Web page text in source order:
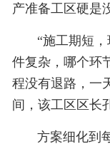
产准备工区硬是
“施工期短
件复杂，哪个环
程没有退路，一
间，该工区区长
方案细化到